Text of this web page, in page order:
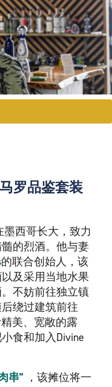
罗品鉴套装
墨西哥长大，致力
的烈酒。他与妻
的联合创始人，该
及采用当地水果
不妨前往独立镇
绕过建筑前往
美、宽敞的露
食和加入Divine
串” ，该摊位将一